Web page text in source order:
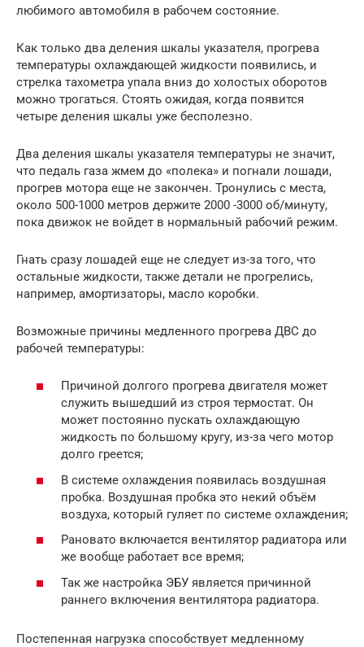
любимого автомобиля в рабочем состояние.
Как только два деления шкалы указателя, прогрева
температуры охлаждающей жидкости появились, и
стрелка тахометра упала вниз до холостых оборотов
можно трогаться. Стоять ожидая, когда появится
четыре деления шкалы уже бесполезно.
Два деления шкалы указателя температуры не значит,
что педаль газа жмем до «полека» и погнали лошади,
прогрев мотора еще не закончен. Тронулись с места,
около 500-1000 метров держите 2000 -3000 об/минуту,
пока движок не войдет в нормальный рабочий режим.
Гнать сразу лошадей еще не следует из-за того, что
остальные жидкости, также детали не прогрелись,
например, амортизаторы, масло коробки.
Возможные причины медленного прогрева ДВС до
рабочей температуры:
Причиной долгого прогрева двигателя может
служить вышедший из строя термостат. Он
может постоянно пускать охлаждающую
жидкость по большому кругу, из-за чего мотор
долго греется;
В системе охлаждения появилась воздушная
пробка. Воздушная пробка это некий объём
воздуха, который гуляет по системе охлаждения;
Рановато включается вентилятор радиатора или
же вообще работает все время;
Так же настройка ЭБУ является причинной
раннего включения вентилятора радиатора.
Постепенная нагрузка способствует медленному